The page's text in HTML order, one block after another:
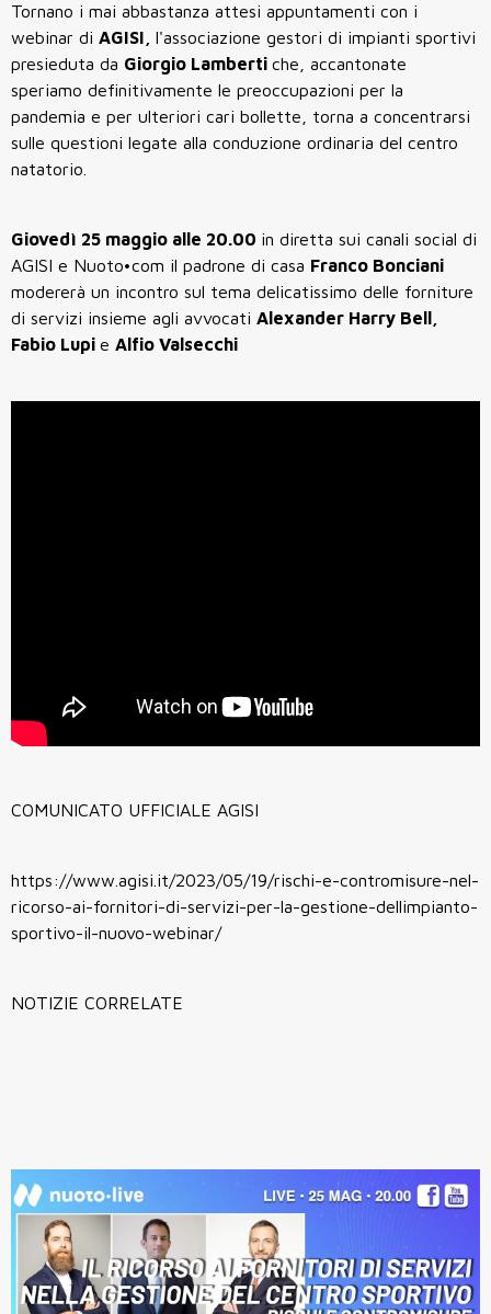
Tornano i mai abbastanza attesi appuntamenti con i
webinar di AGISI, l'associazione gestori di impianti sportivi
presieduta da Giorgio Lamberti che, accantonate
speriamo definitivamente le preoccupazioni per la
pandemia e per ulteriori cari bollette, torna a concentrarsi
sulle questioni legate alla conduzione ordinaria del centro
natatorio.
Giovedì 25 maggio alle 20.00 in diretta sui canali social di
AGISI e Nuoto•com il padrone di casa Franco Bonciani
modererà un incontro sul tema delicatissimo delle forniture
di servizi insieme agli avvocati Alexander Harry Bell,
Fabio Lupi e Alfio Valsecchi
COMUNICATO UFFICIALE AGISI
https://www.agisi.it/2023/05/19/rischi-e-contromisure-nel-
ricorso-ai-fornitori-di-servizi-per-la-gestione-dellimpianto-
sportivo-il-nuovo-webinar/
NOTIZIE CORRELATE